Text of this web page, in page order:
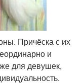
Причёска с их
и
для девушек,